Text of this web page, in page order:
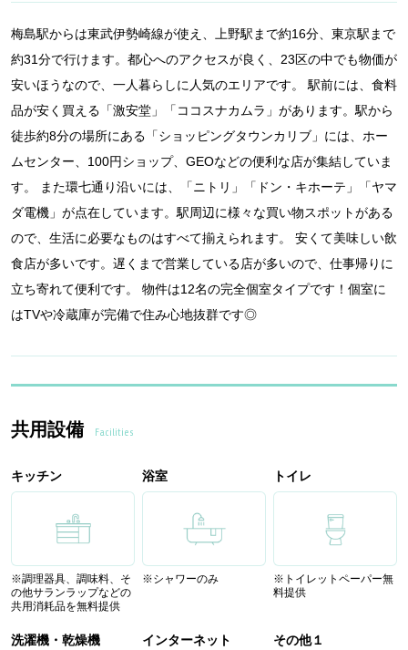
梅島駅からは東武伊勢崎線が使え、上野駅まで約16分、東京駅まで
約31分で行けます。都心へのアクセスが良く、23区の中でも物価が
安いほうなので、一人暮らしに人気のエリアです。 駅前には、食料
品が安く買える「激安堂」「ココスナカムラ」があります。駅から
徒歩約8分の場所にある「ショッピングタウンカリブ」には、ホー
ムセンター、100円ショップ、GEOなどの便利な店が集結していま
す。 また環七通り沿いには、「ニトリ」「ドン・キホーテ」「ヤマ
ダ電機」が点在しています。駅周辺に様々な買い物スポットがある
ので、生活に必要なものはすべて揃えられます。 安くて美味しい飲
食店が多いです。遅くまで営業している店が多いので、仕事帰りに
立ち寄れて便利です。 物件は12名の完全個室タイプです！個室に
はTVや冷蔵庫が完備で住み心地抜群です◎
共用設備 Facilities
キッチン
※調理器具、調味料、そ
の他サランラップなどの
共用消耗品を無料提供
浴室
※シャワーのみ
トイレ
※トイレットペーパー無
料提供
洗濯機・乾燥機 インターネット その他１